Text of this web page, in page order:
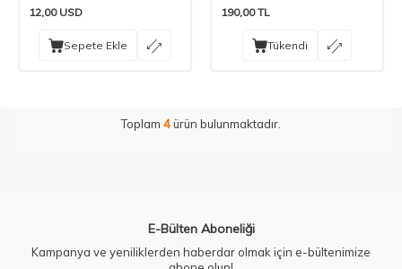
12,00USD
Sepete Ekle
190,00TL
Tükendi
Toplam 4ürün bulunmaktadır.
E-Bülten Aboneliği
Kampanya ve yeniliklerden haberdar olmak için e-bültenimize